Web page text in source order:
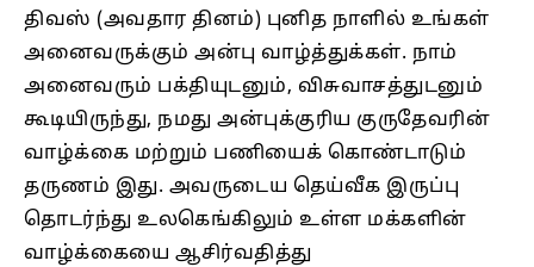
திவஸ் (அவதார தினம்) புனித நாளில் உங்கள்
அனைவருக்கும் அன்பு வாழ்த்துக்கள். நாம்
அனைவரும் பக்தியுடனும், விசுவாசத்துடனும்
கூடியிருந்து, நமது அன்புக்குரிய குருதேவரின்
வாழ்க்கை மற்றும் பணியைக் கொண்டாடும்
தருணம் இது. அவருடைய தெய்வீக இருப்பு
தொடர்ந்து உலகெங்கிலும் உள்ள மக்களின்
வாழ்க்கையை ஆசிர்வதித்து